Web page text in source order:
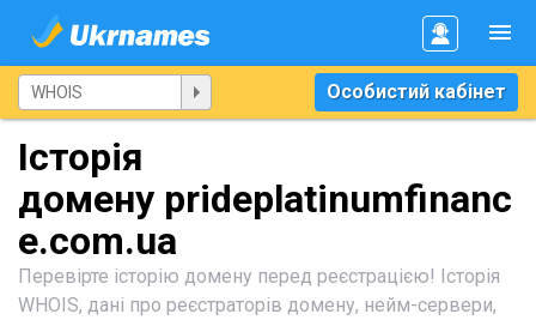
Особистий кабінет
Історія
домену prideplatinumfinanc
e.com.ua
Перевірте історію домену перед реєстрацією! Історія
WHOIS, дані про реєстраторів домену, нейм-сервери,